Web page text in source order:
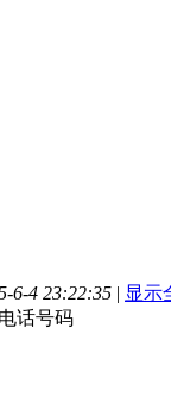
6-4 23:22:35 | 显示
话号码